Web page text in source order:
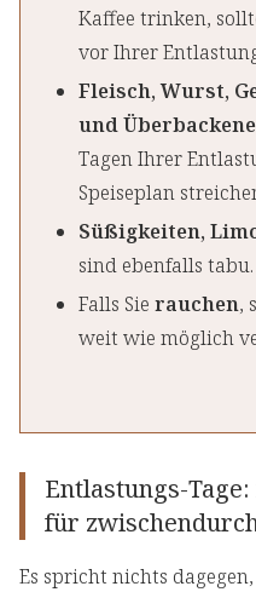
Kaffee trinken,
vor Ihrer
Fleisch, Wurst,
und
Tagen Ihrer
Speiseplan
Süßigkeiten,
sind ebenfalls tabu.
Falls Sie rauchen,
weit wie möglich
Entlastungs-
für
Es spricht nichts